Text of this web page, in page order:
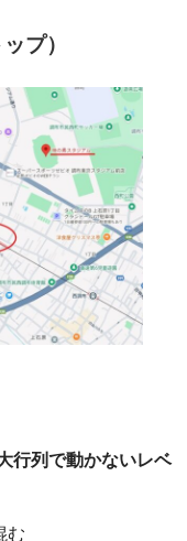
プ）
行列で動かないレベ
む